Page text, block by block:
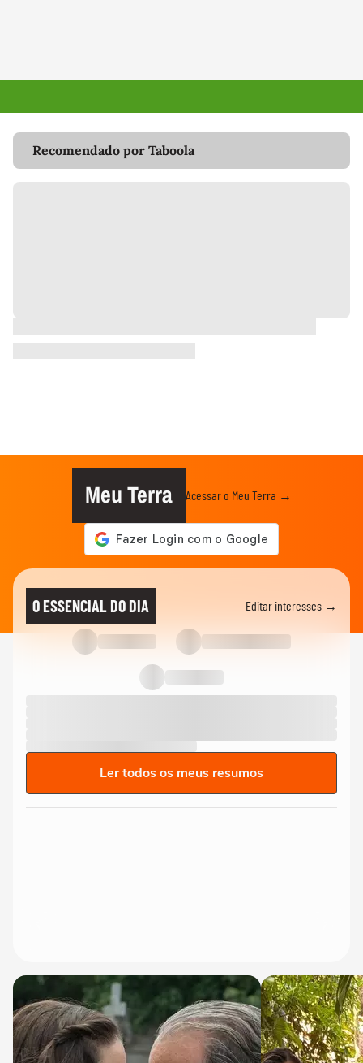
Recomendado por Taboola
Meu Terra Acessar o Meu Terra →
O ESSENCIAL DO DIA Editar interesses →
Ler todos os meus resumos